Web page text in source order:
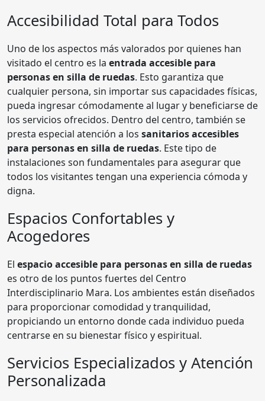
Accesibilidad Total para Todos
Uno de los aspectos más valorados por quienes han
visitado el centro es la entrada accesible para
personas en silla de ruedas. Esto garantiza que
cualquier persona, sin importar sus capacidades físicas,
pueda ingresar cómodamente al lugar y beneficiarse de
los servicios ofrecidos. Dentro del centro, también se
presta especial atención a los sanitarios accesibles
para personas en silla de ruedas. Este tipo de
instalaciones son fundamentales para asegurar que
todos los visitantes tengan una experiencia cómoda y
digna.
Espacios Confortables y
Acogedores
El espacio accesible para personas en silla de ruedas
es otro de los puntos fuertes del Centro
Interdisciplinario Mara. Los ambientes están diseñados
para proporcionar comodidad y tranquilidad,
propiciando un entorno donde cada individuo pueda
centrarse en su bienestar físico y espiritual.
Servicios Especializados y Atención
Personalizada